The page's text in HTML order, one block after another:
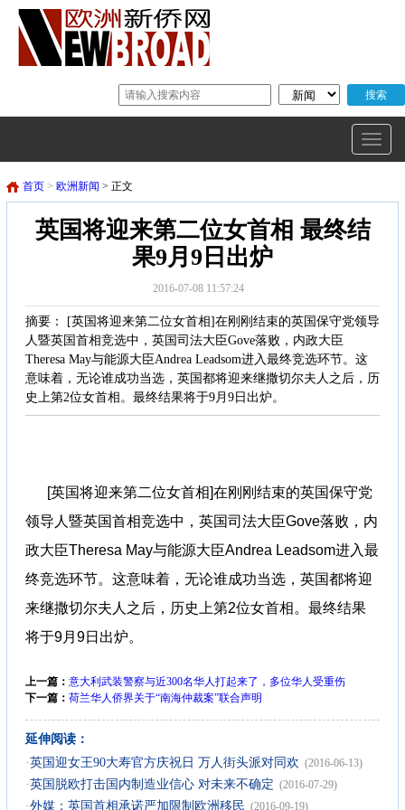
首页 > 欧洲新闻 > 正文
英国将迎来第二位女首相 最终结
果9月9日出炉
2016-07-08 11:57:24
摘要： [英国将迎来第二位女首相]在刚刚结束的英国保守党领导
人暨英国首相竞选中，英国司法大臣Gove落败，内政大臣
Theresa May与能源大臣Andrea Leadsom进入最终竞选环节。这
意味着，无论谁成功当选，英国都将迎来继撒切尔夫人之后，历
史上第2位女首相。最终结果将于9月9日出炉。
[英国将迎来第二位女首相]在刚刚结束的英国保守党
领导人暨英国首相竞选中，英国司法大臣Gove落败，内
政大臣Theresa May与能源大臣Andrea Leadsom进入最
终竞选环节。这意味着，无论谁成功当选，英国都将迎
来继撒切尔夫人之后，历史上第2位女首相。最终结果
将于9月9日出炉。
上一篇： 意大利武装警察与近300名华人打起来了，多位华人受重伤
下一篇： 荷兰华人侨界关于“南海仲裁案”联合声明
延伸阅读：
·英国迎女王90大寿官方庆祝日 万人街头派对同欢 (2016-06-13)
·英国脱欧打击国内制造业信心 对未来不确定 (2016-07-29)
·外媒：英国首相承诺严加限制欧洲移民 (2016-09-19)